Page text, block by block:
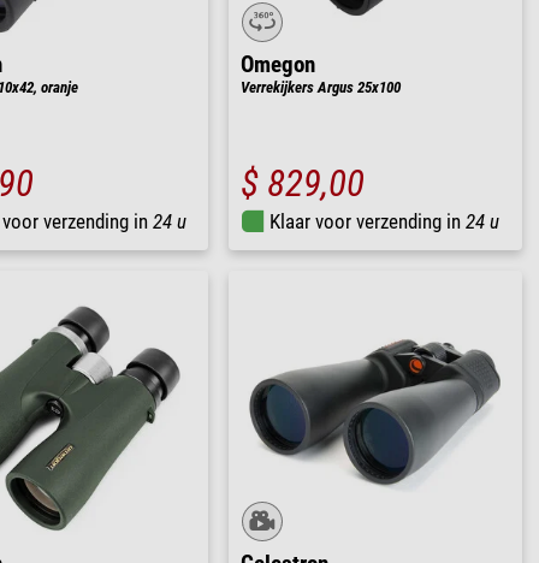
oranje
verzending in 24 u
Omegon
Verrekijkers Argus 25x100
$ 829,00
Klaar voor verzending in 24 u